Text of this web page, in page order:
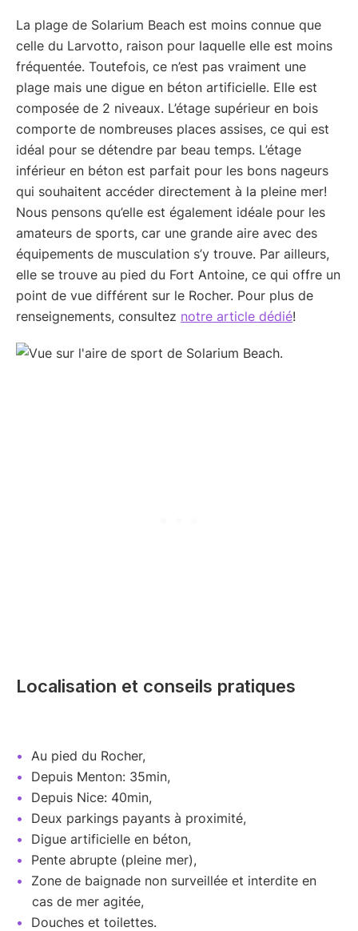
La plage de Solarium Beach est moins connue que
celle du Larvotto, raison pour laquelle elle est moins
fréquentée. Toutefois, ce n’est pas vraiment une
plage mais une digue en béton artificielle. Elle est
composée de 2 niveaux. L’étage supérieur en bois
comporte de nombreuses places assises, ce qui est
idéal pour se détendre par beau temps. L’étage
inférieur en béton est parfait pour les bons nageurs
qui souhaitent accéder directement à la pleine mer!
Nous pensons qu’elle est également idéale pour les
amateurs de sports, car une grande aire avec des
équipements de musculation s’y trouve. Par ailleurs,
elle se trouve au pied du Fort Antoine, ce qui offre un
point de vue différent sur le Rocher. Pour plus de
renseignements, consultez notre article dédié!
Localisation et conseils pratiques
Au pied du Rocher,
Depuis Menton: 35min,
Depuis Nice: 40min,
Deux parkings payants à proximité,
Digue artificielle en béton,
Pente abrupte (pleine mer),
Zone de baignade non surveillée et interdite en
cas de mer agitée,
Douches et toilettes.